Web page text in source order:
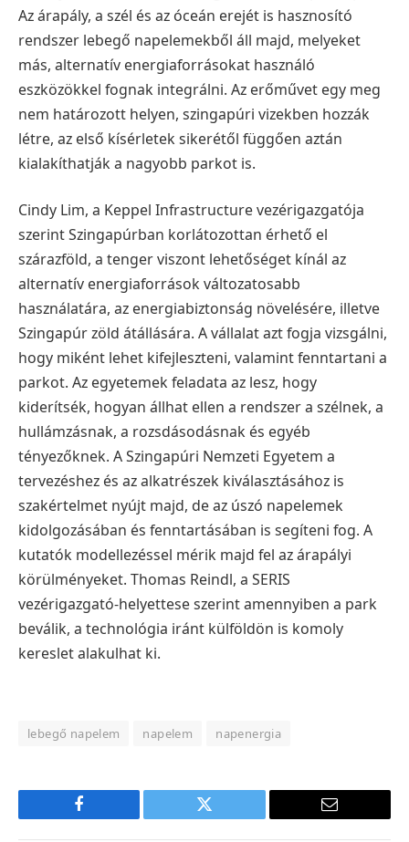
Az árapály, a szél és az óceán erejét is hasznosító
rendszer lebegő napelemekből áll majd, melyeket
más, alternatív energiaforrásokat használó
eszközökkel fognak integrálni. Az erőművet egy meg
nem határozott helyen, szingapúri vizekben hozzák
létre, az első kísérletek sikerétől függően aztán
kialakíthatják a nagyobb parkot is.
Cindy Lim, a Keppel Infrastructure vezérigazgatója
szerint Szingapúrban korlátozottan érhető el
szárazföld, a tenger viszont lehetőséget kínál az
alternatív energiaforrások változatosabb
használatára, az energiabiztonság növelésére, illetve
Szingapúr zöld átállására. A vállalat azt fogja vizsgálni,
hogy miként lehet kifejleszteni, valamint fenntartani a
parkot. Az egyetemek feladata az lesz, hogy
kiderítsék, hogyan állhat ellen a rendszer a szélnek, a
hullámzásnak, a rozsdásodásnak és egyéb
tényezőknek. A Szingapúri Nemzeti Egyetem a
tervezéshez és az alkatrészek kiválasztásához is
szakértelmet nyújt majd, de az úszó napelemek
kidolgozásában és fenntartásában is segíteni fog. A
kutatók modellezéssel mérik majd fel az árapályi
körülményeket. Thomas Reindl, a SERIS
vezérigazgató-helyettese szerint amennyiben a park
beválik, a technológia iránt külföldön is komoly
kereslet alakulhat ki.
lebegő napelem napelem napenergia
Facebook Twitter
E-